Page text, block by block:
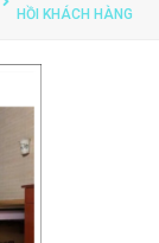
HỒI KHÁCH HÀNG